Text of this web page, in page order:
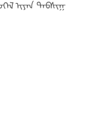
ᠢᠶᠡᠨ ᠲᠡᠪᠰᠢᠭ